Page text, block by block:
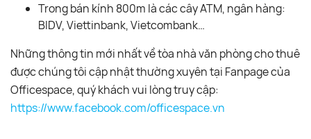
Trong bán kính 800m là các cây ATM, ngân hàng:
BIDV, Viettinbank, Vietcombank…
Những thông tin mới nhất về tòa nhà văn phòng cho thuê
được chúng tôi cập nhật thường xuyên tại Fanpage của
Officespace, quý khách vui lòng truy cập:
https://www.facebook.com/officespace.vn